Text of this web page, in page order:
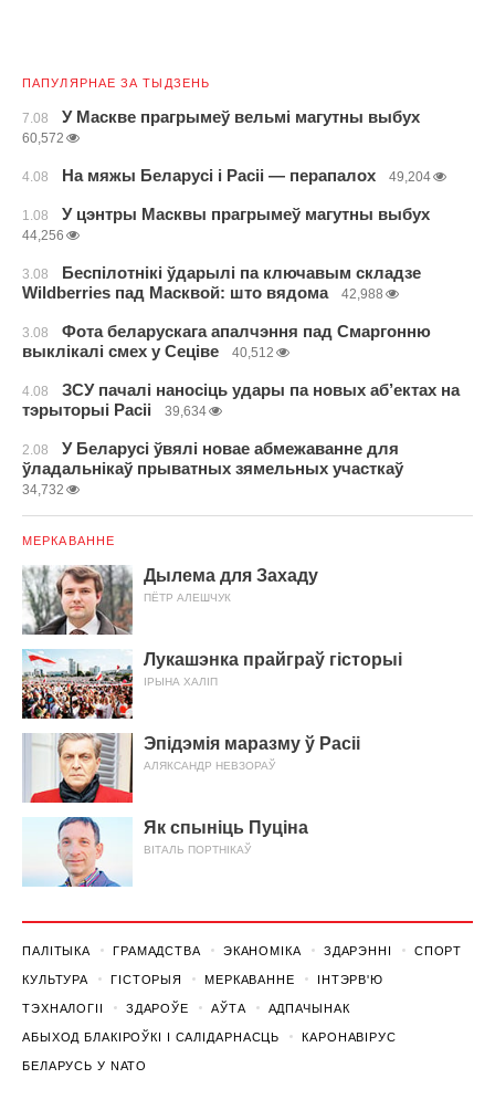
ПАПУЛЯРНАЕ ЗА ТЫДЗЕНЬ
7.08 У Маскве прагрымеў вельмі магутны выбух
60,572
4.08 На мяжы Беларусі і Расіі — перапалох 49,204
1.08 У цэнтры Масквы прагрымеў магутны выбух
44,256
3.08
Беспілотнікі ўдарылі па ключавым складзе
Wildberries пад Масквой: што вядома
42,988
3.08
Фота беларускага апалчэння пад Смаргонню
выклікалі смех у Сеціве
40,512
4.08
ЗСУ пачалі наносіць удары па новых аб’ектах на
тэрыторыі Расіі
39,634
2.08
У Беларусі ўвялі новае абмежаванне для
ўладальнікаў прыватных зямельных участкаў
34,732
МЕРКАВАННЕ
Дылема для Захаду
ПЁТР АЛЕШЧУК
Лукашэнка прайграў гісторыі
ІРЫНА ХАЛІП
Эпідэмія маразму ў Расіі
АЛЯКСАНДР НЕВЗОРАЎ
Як спыніць Пуціна
ВІТАЛЬ ПОРТНІКАЎ
ПАЛІТЫКА ГРАМАДСТВА ЭКАНОМІКА ЗДАРЭННI СПОРТ
КУЛЬТУРА ГІСТОРЫЯ МЕРКАВАННЕ ІНТЭРВ'Ю
ТЭХНАЛОГІІ ЗДАРОЎЕ АЎТА АДПАЧЫНАК
АБЫХОД БЛАКІРОЎКІ І САЛІДАРНАСЦЬ КАРОНАВІРУС
БЕЛАРУСЬ У NATO